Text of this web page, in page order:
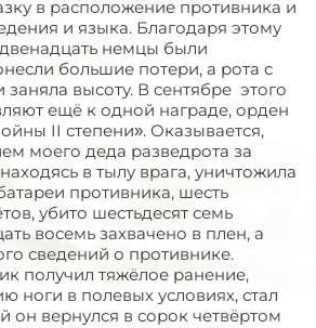
в расположение противника и
и языка. Благодаря этому
немцы были
большие потери, а рота с
высоту. В сентябре этого
ещё к одной награде, орден
II степени». Оказывается,
моего деда разведрота за
в тылу врага, уничтожила
противника, шесть
убито шестьдесят семь
восемь захвачено в плен, а
сведений о противнике.
получил тяжёлое ранение,
ноги в полевых условиях, стал
вернулся в сорок четвёртом